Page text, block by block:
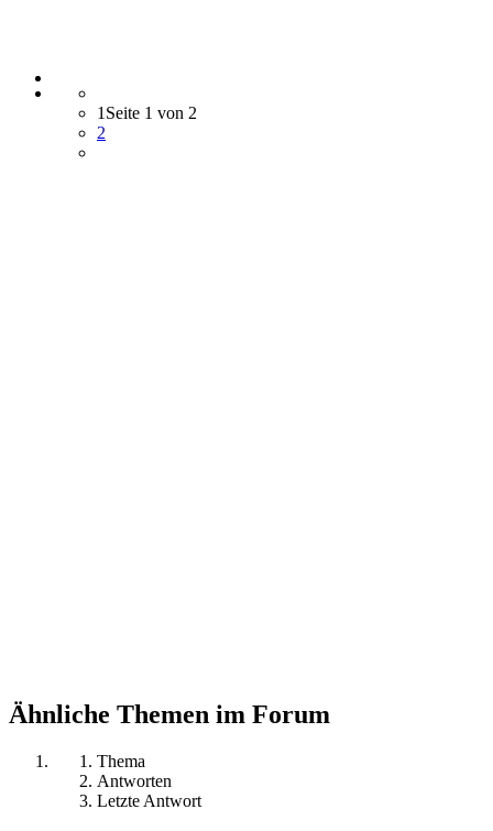
1 Seite 1 von 2
2
Ähnliche Themen im Forum
Thema
Antworten
Letzte Antwort